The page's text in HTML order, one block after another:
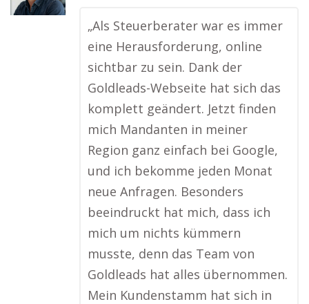
„Als Steuerberater war es immer
eine Herausforderung, online
sichtbar zu sein. Dank der
Goldleads-Webseite hat sich das
komplett geändert. Jetzt finden
mich Mandanten in meiner
Region ganz einfach bei Google,
und ich bekomme jeden Monat
neue Anfragen. Besonders
beeindruckt hat mich, dass ich
mich um nichts kümmern
musste, denn das Team von
Goldleads hat alles übernommen.
Mein Kundenstamm hat sich in